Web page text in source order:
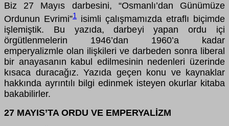
Biz 27 Mayıs darbesini, “Osmanlı’dan Günümüze
Ordunun Evrimi”1 isimli çalışmamızda etraflı biçimde
işlemiştik. Bu yazıda, darbeyi yapan ordu içi
örgütlenmelerin 1946’dan 1960’a kadar
emperyalizmle olan ilişkileri ve darbeden sonra liberal
bir anayasanın kabul edilmesinin nedenleri üzerinde
kısaca duracağız. Yazıda geçen konu ve kaynaklar
hakkında ayrıntılı bilgi edinmek isteyen okurlar kitaba
bakabilirler.
27 MAYIS’TA ORDU VE EMPERYALİZM